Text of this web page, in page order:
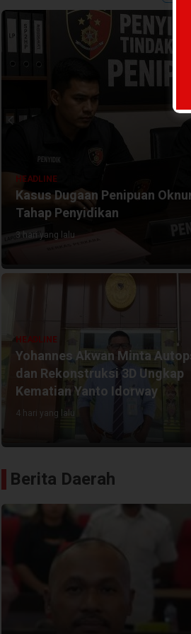
HEADLINE
Kasus Dugaan Penipuan
Tahap Penyidikan
3 hari yang lalu
HEADLINE
Yohannes Akwan Minta
dan Rekonstruksi 3D Ungkap
Kematian Yanto Idorway
4 hari yang lalu
Berita Daerah